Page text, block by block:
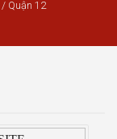
/ Quận 12